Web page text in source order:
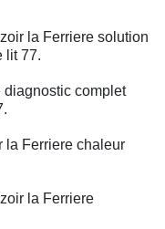
la Ferriere solution
lit 77.
diagnostic complet
la Ferriere chaleur
la Ferriere